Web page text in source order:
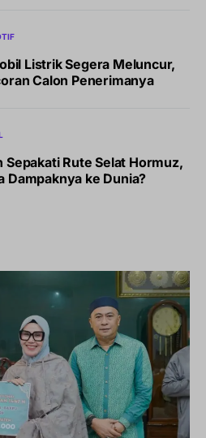
Listrik Segera Meluncur,
Calon Penerimanya
Sepakati Rute Selat Hormuz,
Dampaknya ke Dunia?